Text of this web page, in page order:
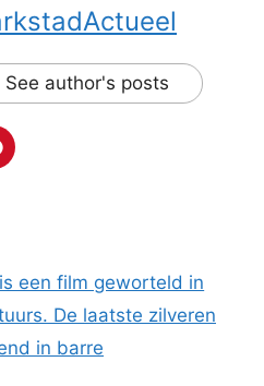
See author's posts
een film geworteld in
De laatste zilveren
in barre